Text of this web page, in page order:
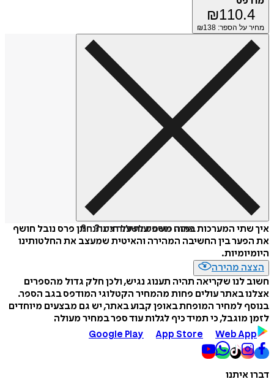
₪110.4
מחיר על הספר: ₪ 138
איזה פורמט לשלוח כמתנה?
איך שתי המערכות במוח משפיעות על חיינו? חתן פרס נובל חושף
את הפער בין החשיבה המהירה והאיטית שמעצב את החלטותינו
היומיומיות.
הצצה מהירה
חשוב לנו שקריאה תהיה תענוג נגיש, ולכן חלק גדול מהספרים
אצלנו באתר עולים פחות מהמחיר הקטלוגי המודפס בגב הספר.
בנוסף למחיר המופחת באופן קבוע באתר, יש גם מבצעים מיוחדים
לזמן מוגבל, כי תמיד כיף לגלות עוד ספר במחיר מעולה
Google Play
App Store Web App
דברו איתנו